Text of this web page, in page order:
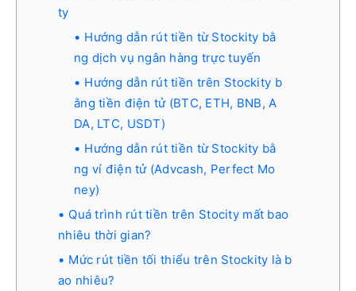
ty
Hướng dẫn rút tiền từ Stockity bằ
ng dịch vụ ngân hàng trực tuyến
Hướng dẫn rút tiền trên Stockity b
ằng tiền điện tử (BTC, ETH, BNB, A
DA, LTC, USDT)
Hướng dẫn rút tiền từ Stockity bằ
ng ví điện tử (Advcash, Perfect Mo
ney)
Quá trình rút tiền trên Stocity mất bao
nhiêu thời gian?
Mức rút tiền tối thiểu trên Stockity là b
ao nhiêu?